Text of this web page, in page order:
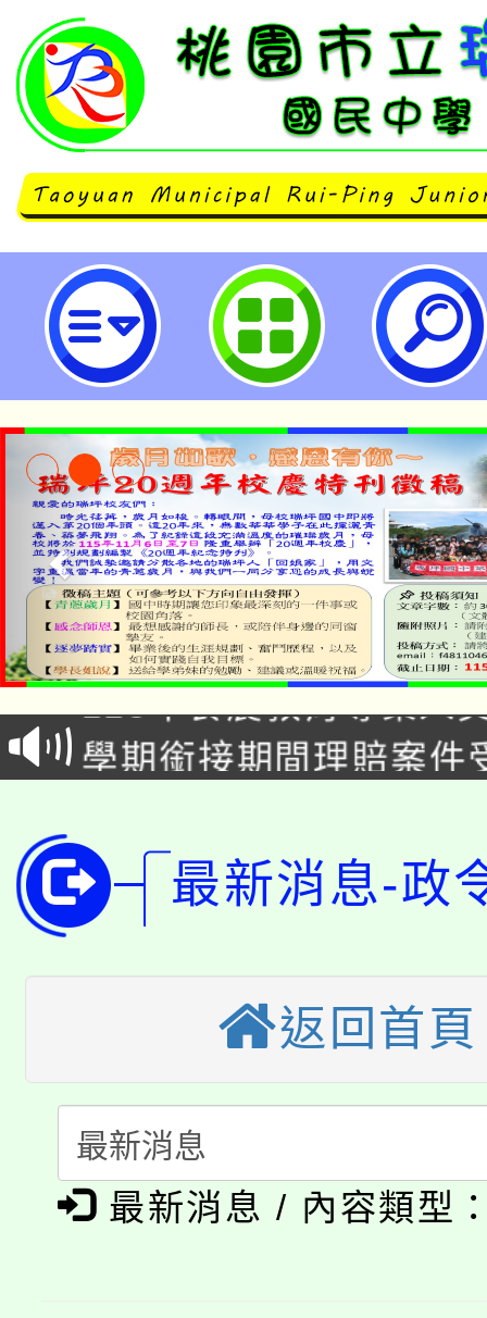
第11屆「2025臺中國際動畫影展
園市立瑞坪國民中學
淨零綠生活教案入校路
會
115年食農教育專業人
程
學期銜接期間理賠案件
版
公告本校115學年度第
代理(課)教師甄選結果(
「2026金融保險知識
車」活動
生本土語及新住民語歌
公告本校115學年度第
代理(課)教師甄選結果(
代理(課)教師甄選結果(
轉知中國文化大學推廣
《TA101》溝通分析基
淨零綠生活教案入校路
115年食農教育專業人
最新消息-政
返回首頁
最新消息 / 內容類型